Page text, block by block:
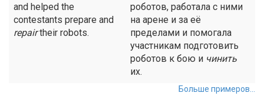
and helped the
contestants prepare and
repairtheir robots.
роботов, работала с ними
на арене и за её
пределами и помогала
участникам подготовить
роботов к бою и чинить
их.
Больше примеров...